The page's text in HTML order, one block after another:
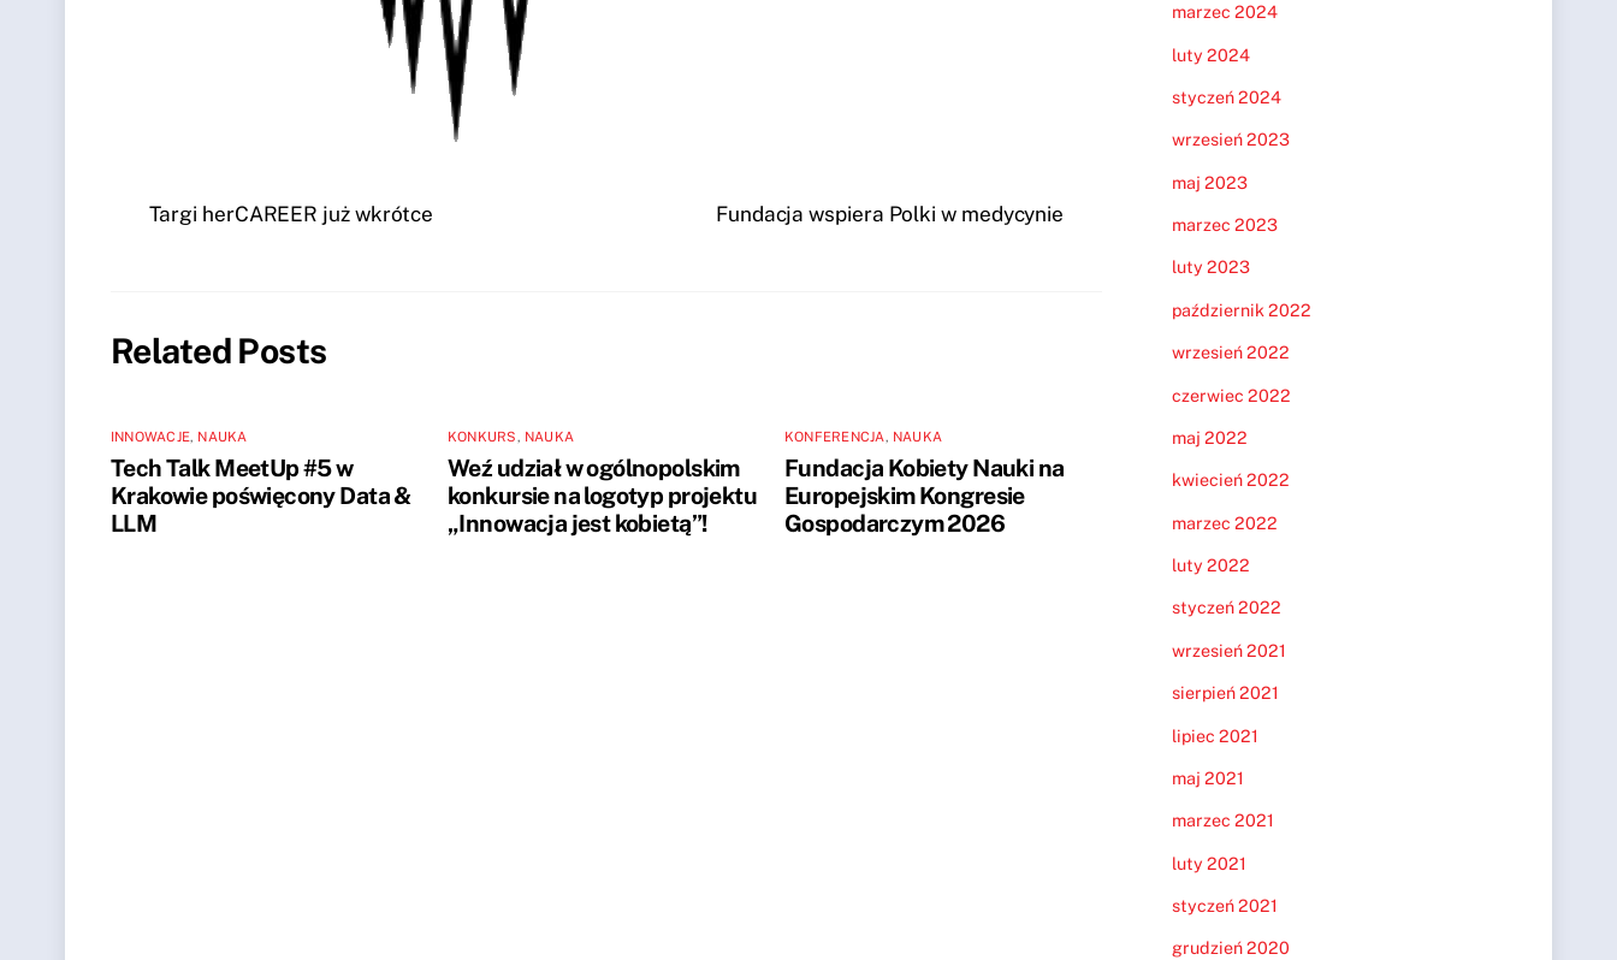
Targi herCAREER już wkrótce Fundacja wspiera Polki w medycynie
Related Posts
INNOWACJE, NAUKA
Tech Talk MeetUp #5 w
Krakowie poświęcony Data &
LLM
KONKURS , NAUKA
Weź udział w ogólnopolskim
konkursie na logotyp projektu
„Innowacja jest kobietą”!
KONFERENCJA , NAUKA
Fundacja Kobiety Nauki na
Europejskim Kongresie
Gospodarczym 2026
marzec 2024
luty 2024
styczeń 2024
wrzesień 2023
maj 2023
marzec 2023
luty 2023
październik 2022
wrzesień 2022
czerwiec 2022
maj 2022
kwiecień 2022
marzec 2022
luty 2022
styczeń 2022
wrzesień 2021
sierpień 2021
lipiec 2021
maj 2021
marzec 2021
luty 2021
styczeń 2021
grudzień 2020